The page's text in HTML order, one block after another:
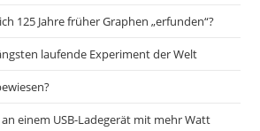
125 Jahre früher Graphen „erfunden“?
laufende Experiment der Welt
einem USB-Ladegerät mit mehr Watt